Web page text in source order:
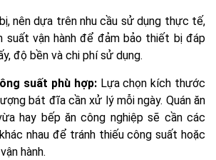
nên dựa trên nhu cầu sử dụng thực tế,
suất vận hành để đảm bảo thiết bị đáp
độ bền và chi phí sử dụng.
suất phù hợp:Lựa chọn kích thước
bát đĩa cần xử lý mỗi ngày. Quán ăn
hay bếp ăn công nghiệp sẽ cần các
nhau để tránh thiếu công suất hoặc
hành.